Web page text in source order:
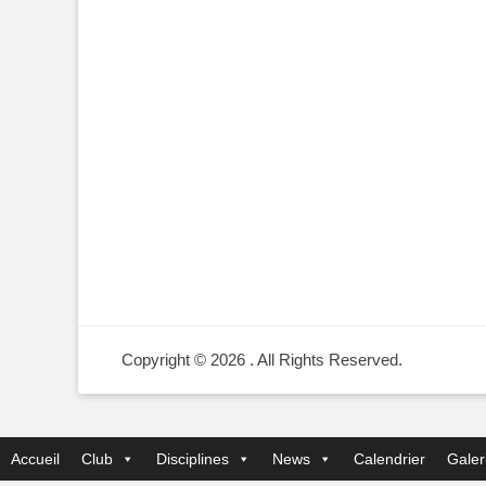
Copyright © 2026 . All Rights Reserved.
Accueil Club Disciplines News Calendrier